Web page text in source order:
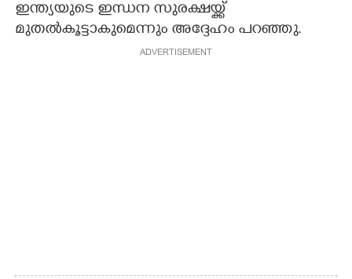
ഇന്ത്യയുടെ ഇന്ധന സുരക്ഷയ്ക്ക്
മുതൽകൂട്ടാകുമെന്നും അദ്ദേഹം പറഞ്ഞു.
ADVERTISEMENT